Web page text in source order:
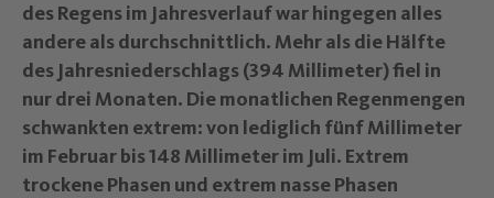
des Regens im Jahresverlauf war hingegen alles
andere als durchschnittlich. Mehr als die Hälfte
des Jahresniederschlags (394 Millimeter) fiel in
nur drei Monaten. Die monatlichen Regenmengen
schwankten extrem: von lediglich fünf Millimeter
im Februar bis 148 Millimeter im Juli. Extrem
trockene Phasen und extrem nasse Phasen